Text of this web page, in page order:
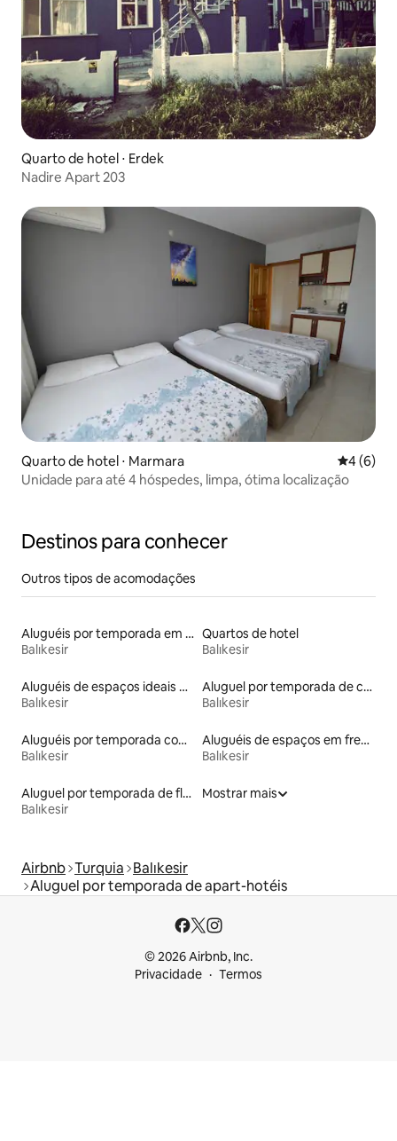
Quarto de hotel ⋅ Erdek
Nadire Apart 203
Quarto de hotel ⋅ Marmara 4 de uma
4 (6)
Unidade para até 4 hóspedes, limpa, ótima localização
Destinos para conhecer
Outros tipos de acomodações
Aluguéis por temporada em hotéis-fazenda
Balıkesir
Quartos de hotel
Balıkesir
Aluguéis de espaços ideais para famílias
Balıkesir
Aluguel por temporada de casas de veraneio
Balıkesir
Aluguéis por temporada com acesso ao lago
Balıkesir
Aluguéis de espaços em frente à praia
Balıkesir
Aluguel por temporada de flats
Balıkesir
Mostrar mais
Airbnb Turquia Balıkesir
Aluguel por temporada de apart-hotéis
© 2026 Airbnb, Inc.
Privacidade
Termos